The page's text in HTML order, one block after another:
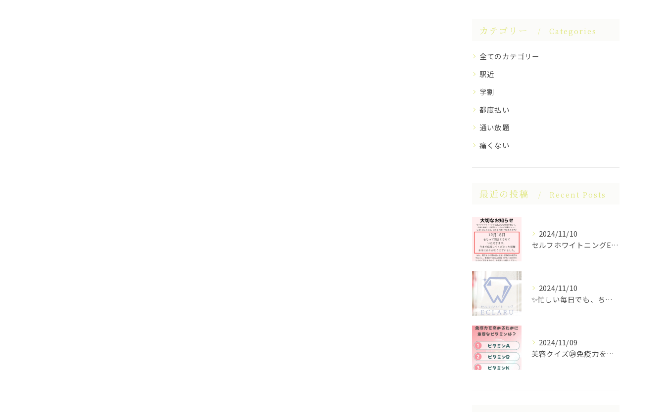
カテゴリー Categories
全てのカテゴリー
駅近
学割
都度払い
通い放題
痛くない
最近の投稿 Recent Posts
2024/11/10
セルフホワイトニングECLARUは、これ以上の経営が困難なた...
2024/11/10
✨忙しい毎日でも、ちらっと立ち寄れるホワイトニングサロンはい...
2024/11/09
美容クイズ㉔免疫力を高めるために重要なビタミンは？ #美容ク...